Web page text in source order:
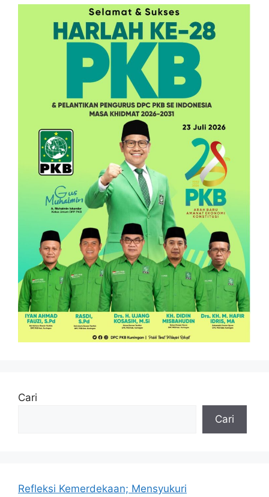
Cari
Cari
Refleksi Kemerdekaan; Mensyukuri